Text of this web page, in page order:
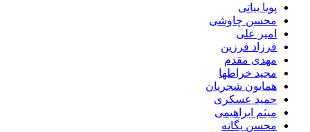
پویا بیاتی
محسن چاوشی
امیر علی
فرزاد فرزین
مهدی مقدم
مجید خراطها
همایون شجریان
حمید عسکری
میثم ابراهیمی
محسن یگانه